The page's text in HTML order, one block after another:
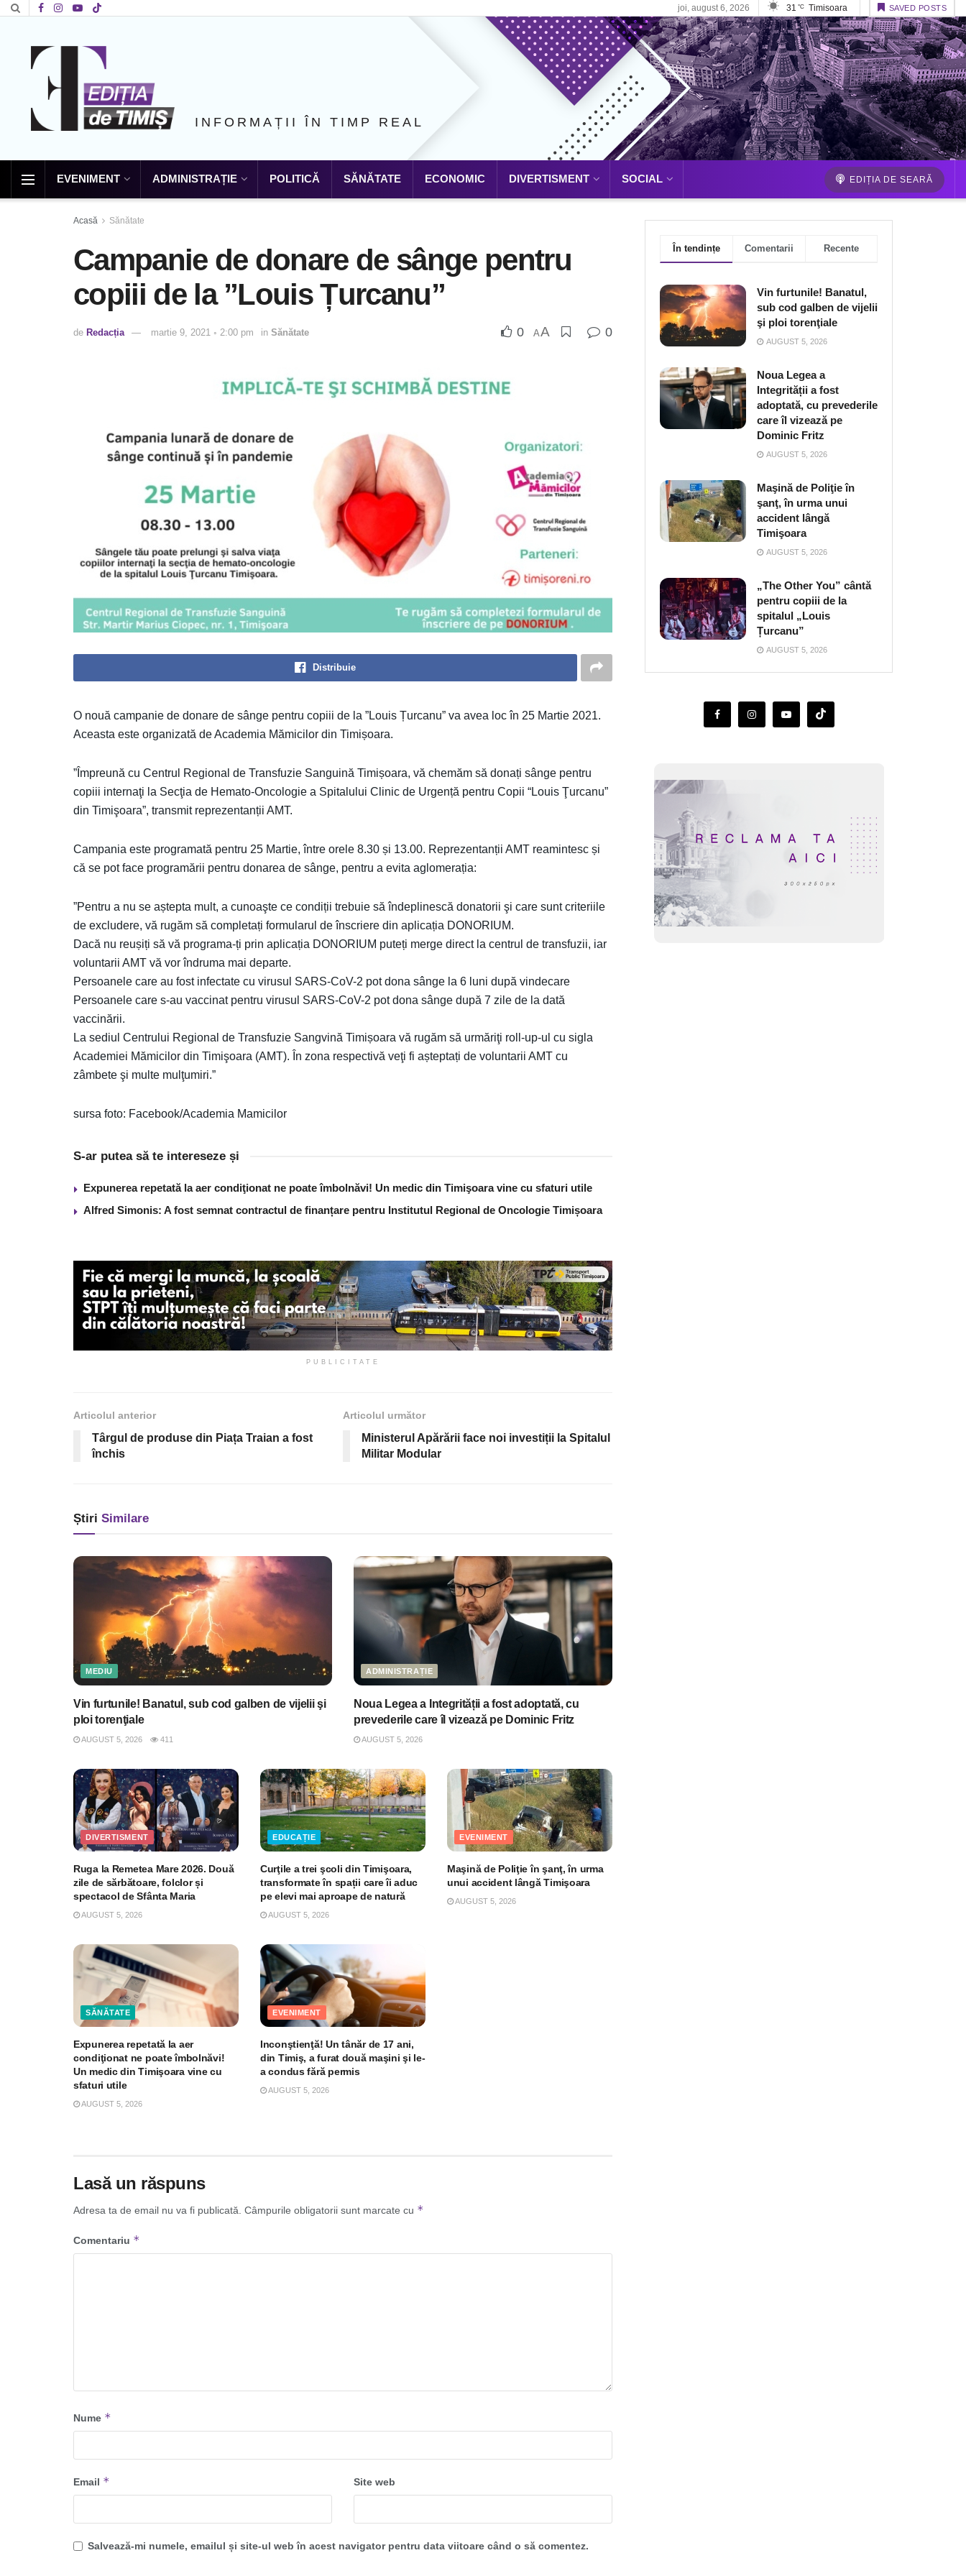
joi, august 6, 2026 31 °C Timisoara SAVED POSTS
INFORMAȚII ÎN TIMP REAL
EVENIMENT ADMINISTRAȚIE POLITICĂ SĂNĂTATE ECONOMIC DIVERTISMENT SOCIAL EDIȚIA DE SEARĂ
Acasă Sănătate
Campanie de donare de sânge pentru
copiii de la ”Louis Țurcanu”
de Redacția martie 9, 2021 ◦ 2:00 pm in Sănătate 0 AA 0
Distribuie
O nouă campanie de donare de sânge pentru copiii de la ”Louis Țurcanu” va avea loc în 25 Martie 2021.
Aceasta este organizată de Academia Mămicilor din Timișoara.
”Împreună cu Centrul Regional de Transfuzie Sanguină Timișoara, vă chemăm să donați sânge pentru
copiii internaţi la Secţia de Hemato-Oncologie a Spitalului Clinic de Urgență pentru Copii “Louis Ţurcanu”
din Timişoara”, transmit reprezentanții AMT.
Campania este programată pentru 25 Martie, între orele 8.30 și 13.00. Reprezentanții AMT reamintesc și
că se pot face programării pentru donarea de sânge, pentru a evita aglomerația:
”Pentru a nu se aștepta mult, a cunoaşte ce condiții trebuie să îndeplinescă donatorii şi care sunt criteriile
de excludere, vă rugăm să completați formularul de înscriere din aplicația DONORIUM.
Dacă nu reușiți să vă programa-ți prin aplicația DONORIUM puteți merge direct la centrul de transfuzii, iar
voluntarii AMT vă vor îndruma mai departe.
Persoanele care au fost infectate cu virusul SARS-CoV-2 pot dona sânge la 6 luni după vindecare
Persoanele care s-au vaccinat pentru virusul SARS-CoV-2 pot dona sânge după 7 zile de la dată
vaccinării.
La sediul Centrului Regional de Transfuzie Sangvină Timișoara vă rugăm să urmăriţi roll-up-ul cu sigla
Academiei Mămicilor din Timişoara (AMT). În zona respectivă veţi fi așteptați de voluntarii AMT cu
zâmbete şi multe mulţumiri.”
sursa foto: Facebook/Academia Mamicilor
S-ar putea să te intereseze și
Expunerea repetată la aer condiţionat ne poate îmbolnăvi! Un medic din Timişoara vine cu sfaturi utile
Alfred Simonis: A fost semnat contractul de finanțare pentru Institutul Regional de Oncologie Timișoara
PUBLICITATE
Articolul anterior
Târgul de produse din Piața Traian a fost
închis
Articolul următor
Ministerul Apărării face noi investiții la Spitalul
Militar Modular
Știri Similare
MEDIU
Vin furtunile! Banatul, sub cod galben de vijelii şi
ploi torenţiale
AUGUST 5, 2026 411
ADMINISTRAȚIE
Noua Legea a Integrității a fost adoptată, cu
prevederile care îl vizează pe Dominic Fritz
AUGUST 5, 2026
DIVERTISMENT
Ruga la Remetea Mare 2026. Două
zile de sărbătoare, folclor și
spectacol de Sfânta Maria
AUGUST 5, 2026
EDUCAȚIE
Curţile a trei şcoli din Timişoara,
transformate în spații care îi aduc
pe elevi mai aproape de natură
AUGUST 5, 2026
EVENIMENT
Maşină de Poliţie în şanţ, în urma
unui accident lângă Timişoara
AUGUST 5, 2026
SĂNĂTATE
Expunerea repetată la aer
condiţionat ne poate îmbolnăvi!
Un medic din Timişoara vine cu
sfaturi utile
AUGUST 5, 2026
EVENIMENT
Inconştienţă! Un tânăr de 17 ani,
din Timiş, a furat două maşini şi le-
a condus fără permis
AUGUST 5, 2026
Lasă un răspuns
Adresa ta de email nu va fi publicată. Câmpurile obligatorii sunt marcate cu *
Comentariu *
Nume *
Email * Site web
Salvează-mi numele, emailul și site-ul web în acest navigator pentru data viitoare când o să comentez.
În tendințe Comentarii Recente
Vin furtunile! Banatul,
sub cod galben de vijelii
şi ploi torenţiale
AUGUST 5, 2026
Noua Legea a
Integrității a fost
adoptată, cu prevederile
care îl vizează pe
Dominic Fritz
AUGUST 5, 2026
Maşină de Poliţie în
şanţ, în urma unui
accident lângă
Timişoara
AUGUST 5, 2026
„The Other You” cântă
pentru copiii de la
spitalul „Louis
Țurcanu”
AUGUST 5, 2026